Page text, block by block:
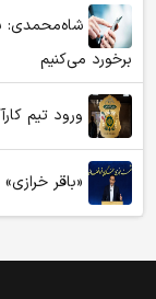
شاه‌محمدی:
برخورد می‌کنیم
ورود تیم
«باقر